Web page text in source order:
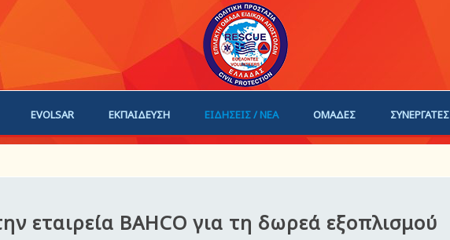
EVOLSAR ΕΚΠΑΙΔΕΥΣΗ ΕΙΔΗΣΕΙΣ / ΝΕΑ ΟΜΑΔΕΣ ΣΥΝΕΡΓΑΤΕΣ
εταιρεία BAHCO για τη δωρεά εξοπλισμού